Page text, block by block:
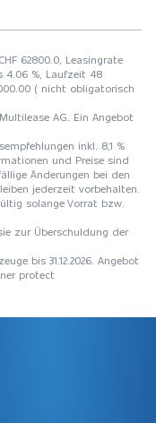
62800.0, Leasingrate
4.06 %, Laufzeit 48
( nicht obligatorisch
AG. Ein Angebot
inkl. 8,1 %
und Preise sind
Änderungen bei den
jederzeit vorbehalten.
solange Vorrat bzw.
zur Überschuldung der
bis 31.12.2026. Angebot
protect